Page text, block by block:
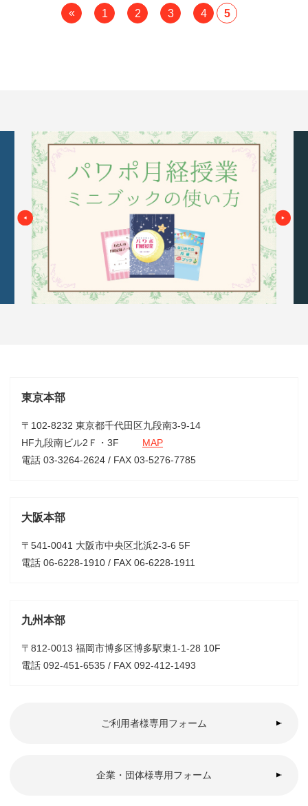
« 1 2 3 4 5
東京本部
〒102-8232 東京都千代田区九段南3-9-14
HF九段南ビル2Ｆ・3F
MAP
電話 03-3264-2624 / FAX 03-5276-7785
大阪本部
〒541-0041 大阪市中央区北浜2-3-6 5F
電話 06-6228-1910 / FAX 06-6228-1911
九州本部
〒812-0013 福岡市博多区博多駅東1-1-28 10F
電話 092-451-6535 / FAX 092-412-1493
ご利用者様専用フォーム
企業・団体様専用フォーム